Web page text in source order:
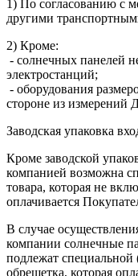
1) По согласованию с
другими
2) Кроме:
- солнечных панелей
электростанций;
- оборудования
стороне из
Заводская упаковка
Кроме заводской
компанией возможна
товара, которая не
оплачивается
В случае
компании солнечные
подлежат специальной
обрешетка, которая